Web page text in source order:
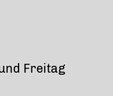
Freitag